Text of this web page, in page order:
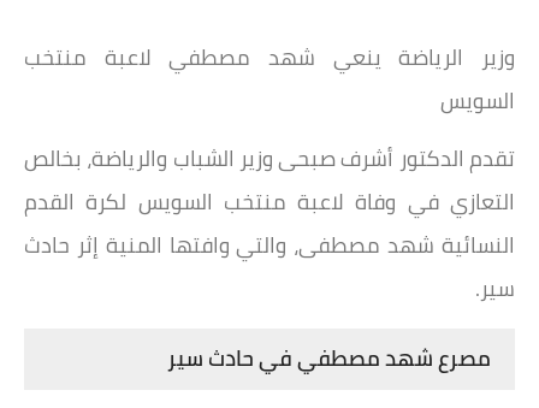
وزير الرياضة ينعي شهد مصطفي لاعبة منتخب
السويس
تقدم الدكتور أشرف صبحى وزير الشباب والرياضة، بخالص
التعازي في وفاة لاعبة منتخب السويس لكرة القدم
النسائية شهد مصطفى، والتي وافتها المنية إثر حادث
سير.
مصرع شهد مصطفي في حادث سير